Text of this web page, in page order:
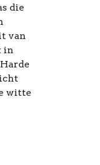
die
van
in
witte